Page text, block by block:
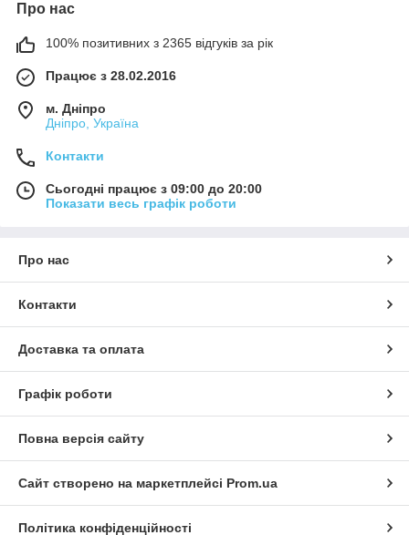
Про нас
100% позитивних з 2365 відгуків за рік
Працює з 28.02.2016
м. Дніпро
Дніпро, Україна
Контакти
Сьогодні працює з 09:00 до 20:00
Показати весь графік роботи
Про нас
Контакти
Доставка та оплата
Графік роботи
Повна версія сайту
Сайт створено на маркетплейсі Prom.ua
Політика конфіденційності